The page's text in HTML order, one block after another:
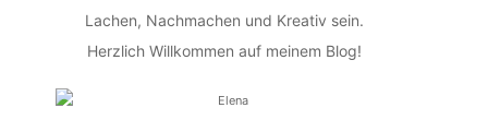
Lachen, Nachmachen und Kreativ sein.
Herzlich Willkommen auf meinem Blog!